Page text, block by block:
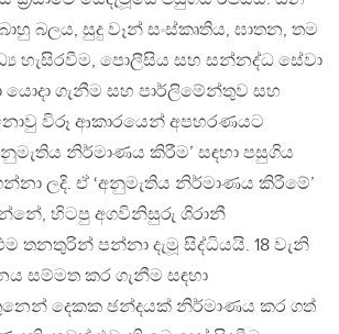
බලය, සුදු වෑන් සංස්කෘතිය, ඝාතන, තම
හැසිරවීම, පොලීසිය සහ සන්නද්ධ සේවා
යොදා ගැනීම සහ පාර්ලිමේන්තුව සහ
විරූ ආකාරයෙන් අපහරණයට
නිර්මාණය කිරීම’ සඳහා පසුගිය
ලදි. ඒ ‘අනුමැතිය නිර්මාණය කිරීමේ’
හිටපු අගවිනිසුරු ශිරානී
තනතුරින් පන්නා දැමූ සිද්ධියයි. 18 වැනි
සම්මත කර ගැනීම සඳහා
දෙකක ඡන්දයක් නිර්මාණය කර ගත්